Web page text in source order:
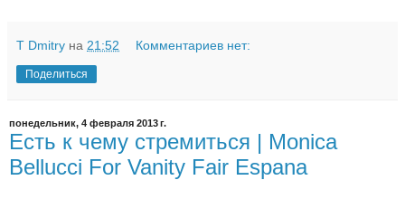
T Dmitry на 21:52 Комментариев нет:
Поделиться
понедельник, 4 февраля 2013 г.
Есть к чему стремиться | Monica
Bellucci For Vanity Fair Espana